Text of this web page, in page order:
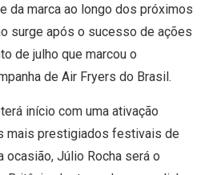
da marca ao longo dos próximos
surge após o sucesso de ações
de julho que marcou o
de Air Fryers do Brasil.
início com uma ativação
mais prestigiados festivais de
ocasião, Júlio Rocha será o